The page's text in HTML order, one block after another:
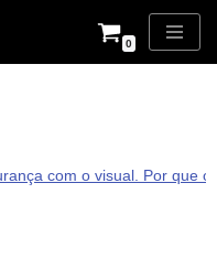
0
com o visual. Por que